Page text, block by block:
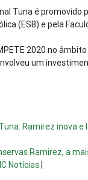
Tuna é promovido
(ESB) e pela
2020 no
um
Ramirez inova
Ramirez, a
Notícias